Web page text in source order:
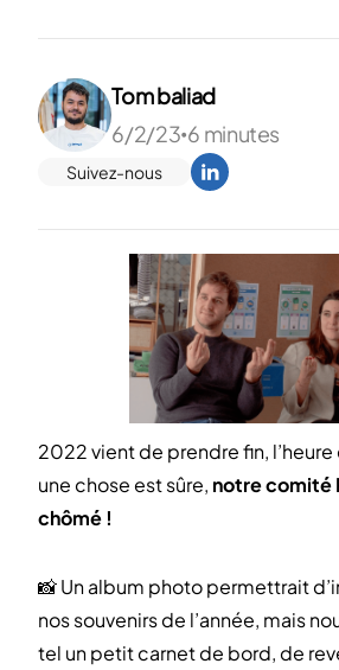
Tom baliad
6/2/23•6 minutes
Suivez-nous
2022 vient de prendre fin,
une chose est sûre, notre comité
chômé !
📸 Un album photo permettrait
nos souvenirs de l’année, mais
tel un petit carnet de bord, de